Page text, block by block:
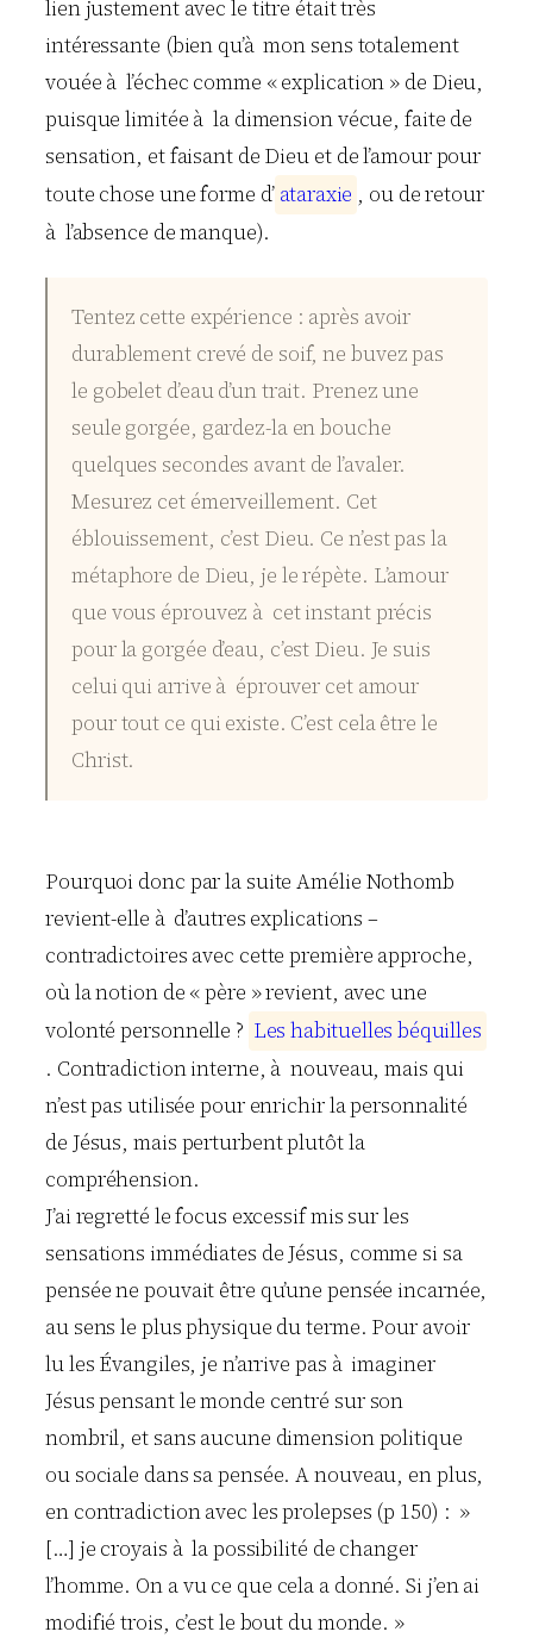
lien justement avec le titre était très
intéressante (bien qu’à mon sens totalement
vouée à l’échec comme « explication » de Dieu,
puisque limitée à la dimension vécue, faite de
sensation, et faisant de Dieu et de l’amour pour
toute chose une forme d’ ataraxie , ou de retour
à l’absence de manque).
Tentez cette expérience : après avoir
durablement crevé de soif, ne buvez pas
le gobelet d’eau d’un trait. Prenez une
seule gorgée, gardez-la en bouche
quelques secondes avant de l’avaler.
Mesurez cet émerveillement. Cet
éblouissement, c’est Dieu. Ce n’est pas la
métaphore de Dieu, je le répète. L’amour
que vous éprouvez à cet instant précis
pour la gorgée d’eau, c’est Dieu. Je suis
celui qui arrive à éprouver cet amour
pour tout ce qui existe. C’est cela être le
Christ.
Pourquoi donc par la suite Amélie Nothomb
revient-elle à d’autres explications –
contradictoires avec cette première approche,
où la notion de « père » revient, avec une
volonté personnelle ? Les habituelles béquilles
. Contradiction interne, à nouveau, mais qui
n’est pas utilisée pour enrichir la personnalité
de Jésus, mais perturbent plutôt la
compréhension.
J’ai regretté le focus excessif mis sur les
sensations immédiates de Jésus, comme si sa
pensée ne pouvait être qu’une pensée incarnée,
au sens le plus physique du terme. Pour avoir
lu les Évangiles, je n’arrive pas à imaginer
Jésus pensant le monde centré sur son
nombril, et sans aucune dimension politique
ou sociale dans sa pensée. A nouveau, en plus,
en contradiction avec les prolepses (p 150) : »
[…] je croyais à la possibilité de changer
l’homme. On a vu ce que cela a donné. Si j’en ai
modifié trois, c’est le bout du monde. »